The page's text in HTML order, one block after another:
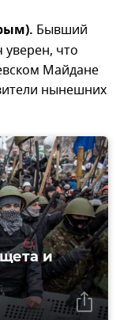
Бывший
что
Майдане
нынешних
и